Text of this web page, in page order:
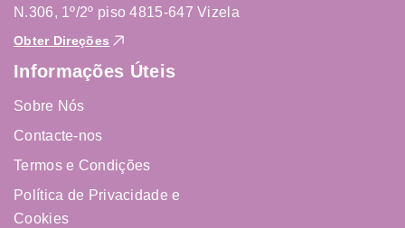
N.306, 1º/2º piso 4815-647 Vizela
Obter Direções
Informações Úteis
Sobre Nós
Contacte-nos
Termos e Condições
Política de Privacidade e
Cookies